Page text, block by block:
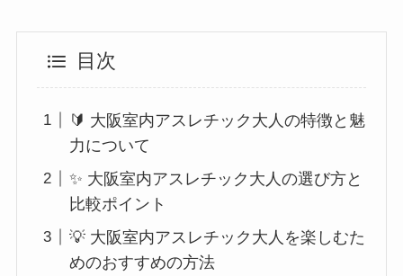
目次
🔰 大阪室内アスレチック大人の特徴と魅
力について
✨ 大阪室内アスレチック大人の選び方と
比較ポイント
💡 大阪室内アスレチック大人を楽しむた
めのおすすめの方法